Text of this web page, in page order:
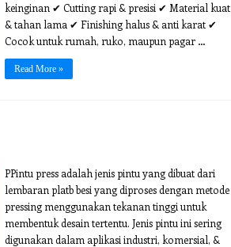
keinginan ✔ Cutting rapi & presisi ✔ Material kuat
& tahan lama ✔ Finishing halus & anti karat ✔
Cocok untuk rumah, ruko, maupun pagar …
Read More »
PPintu press adalah jenis pintu yang dibuat dari
lembaran platb besi yang diproses dengan metode
pressing menggunakan tekanan tinggi untuk
membentuk desain tertentu. Jenis pintu ini sering
digunakan dalam aplikasi industri, komersial, &